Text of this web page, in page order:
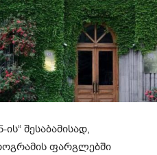
შესაბამისად,
ფარგლებში